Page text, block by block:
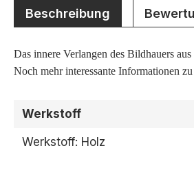
Beschreibung
Das innere Verlangen des Bildhauers
Noch mehr interessante Informationen
Werkstoff
Werkstoff: Holz